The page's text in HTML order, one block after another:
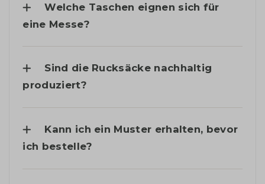
Welche Taschen eignen sich für
eine Messe?
Sind die Rucksäcke nachhaltig
produziert?
Kann ich ein Muster erhalten, bevor
ich bestelle?